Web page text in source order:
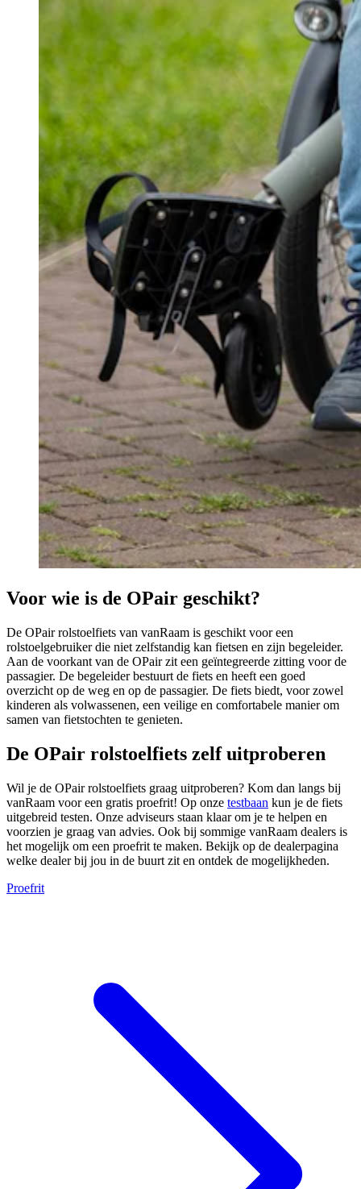
Voor wie is de OPair geschikt?
De OPair rolstoelfiets van vanRaam is geschikt voor een
rolstoelgebruiker die niet zelfstandig kan fietsen en zijn begeleider.
Aan de voorkant van de OPair zit een geïntegreerde zitting voor de
passagier. De begeleider bestuurt de fiets en heeft een goed
overzicht op de weg en op de passagier. De fiets biedt, voor zowel
kinderen als volwassenen, een veilige en comfortabele manier om
samen van fietstochten te genieten.
De OPair rolstoelfiets zelf uitproberen
Wil je de OPair rolstoelfiets graag uitproberen? Kom dan langs bij
vanRaam voor een gratis proefrit! Op onze testbaan kun je de fiets
uitgebreid testen. Onze adviseurs staan klaar om je te helpen en
voorzien je graag van advies. Ook bij sommige vanRaam dealers is
het mogelijk om een proefrit te maken. Bekijk op de dealerpagina
welke dealer bij jou in de buurt zit en ontdek de mogelijkheden.
Proefrit